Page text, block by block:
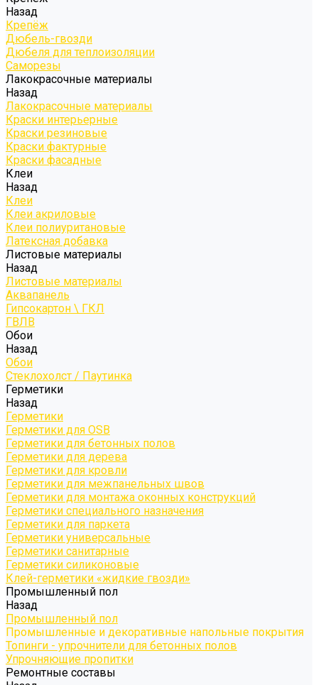
Назад
Крепёж
Дюбель-гвозди
Дюбеля для теплоизоляции
Саморезы
Лакокрасочные материалы
Назад
Лакокрасочные материалы
Краски интерьерные
Краски резиновые
Краски фактурные
Краски фасадные
Клеи
Назад
Клеи
Клеи акриловые
Клеи полиуритановые
Латексная добавка
Листовые материалы
Назад
Листовые материалы
Аквапанель
Гипсокартон \ ГКЛ
ГВЛВ
Обои
Назад
Обои
Стеклохолст / Паутинка
Герметики
Назад
Герметики
Герметики для OSB
Герметики для бетонных полов
Герметики для дерева
Герметики для кровли
Герметики для межпанельных швов
Герметики для монтажа оконных конструкций
Герметики специального назначения
Герметики для паркета
Герметики универсальные
Герметики санитарные
Герметики силиконовые
Клей-герметики «жидкие гвозди»
Промышленный пол
Назад
Промышленный пол
Промышленные и декоративные напольные покрытия
Топинги - упрочнители для бетонных полов
Упрочняющие пропитки
Ремонтные составы